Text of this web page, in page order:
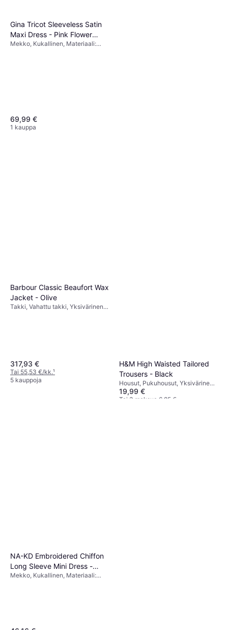
Gina Tricot Sleeveless Satin
Maxi Dress - Pink Flower
Print
Mekko, Kukallinen, Materiaali:
69,99 €
1 kauppa
Barbour Classic Beaufort Wax
Jacket - Olive
Takki, Vahattu takki, Yksivärinen,
317,93 €
Tai 55,53 €/kk.¹
5 kauppoja
H&M High Waisted Tailored
Trousers - Black
Housut, Pukuhousut, Yksivärinen,
Materiaali:
Elastaani/Lycra/Spandex, Jersey,
19,99 €
Tai 3 maksua 6,85 €
NA-KD Embroidered Chiffon
Long Sleeve Mini Dress -
White
Mekko, Kukallinen, Materiaali: